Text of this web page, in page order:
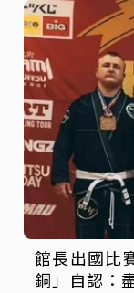
館長出國比
銅」自認：